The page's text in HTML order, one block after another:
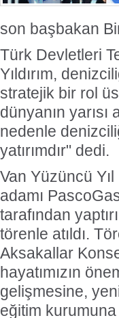
son başbakan
Türk Devletleri
Yıldırım,
stratejik bir rol
dünyanın
nedenle
yatırımdır" dedi.
Van Yüzüncü
adamı
tarafından
törenle atıldı.
Aksakallar
hayatımızın
gelişmesine,
eğitim